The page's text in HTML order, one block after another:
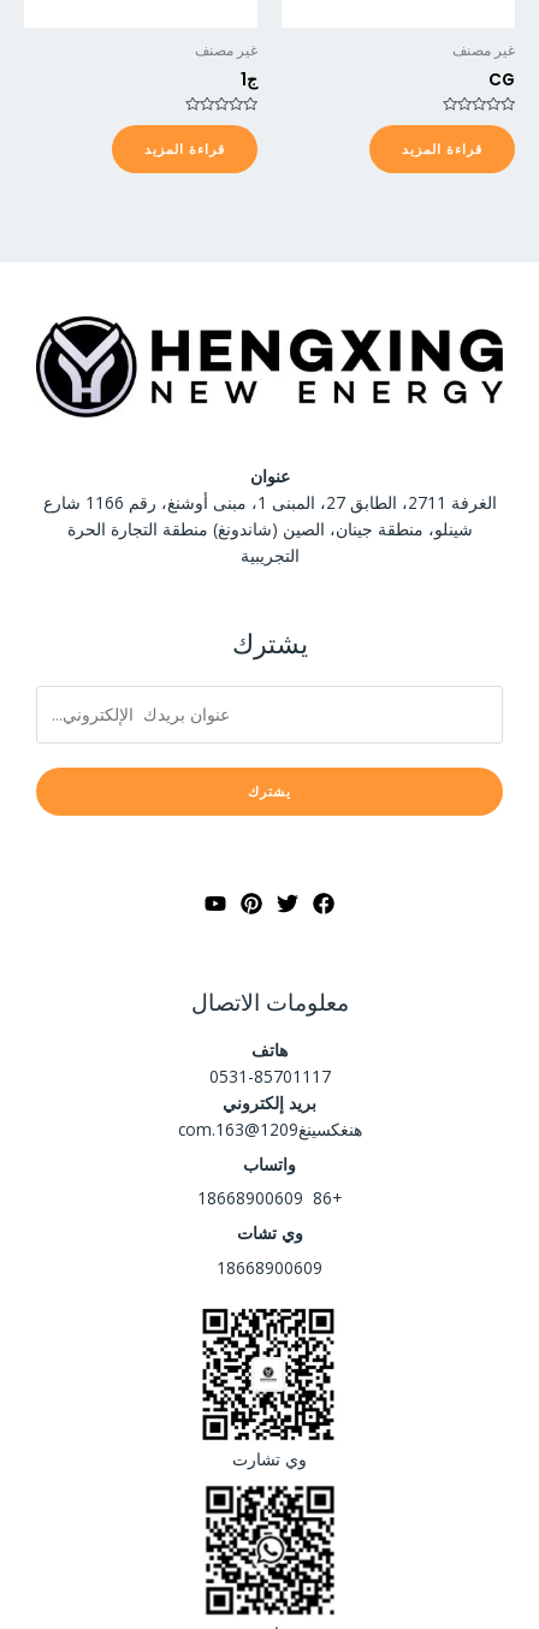
غير مصنف
CG
تم
التقييم
0
من
قراءة المزيد
غير مصنف
ج1
تم
التقييم
0
من
قراءة المزيد
عنوان
الغرفة 2711، الطابق 27، المبنى 1، مبنى أوشنغ، رقم 1166 شارع
شينلو، منطقة جينان، الصين (شاندونغ) منطقة التجارة الحرة
التجريبية
يشترك
يشترك
معلومات الاتصال
هاتف
0531-85701117
بريد إلكتروني
هنغكسينغ1209@163.com
واتساب
+86 18668900609
وي تشات
18668900609
وي تشارت